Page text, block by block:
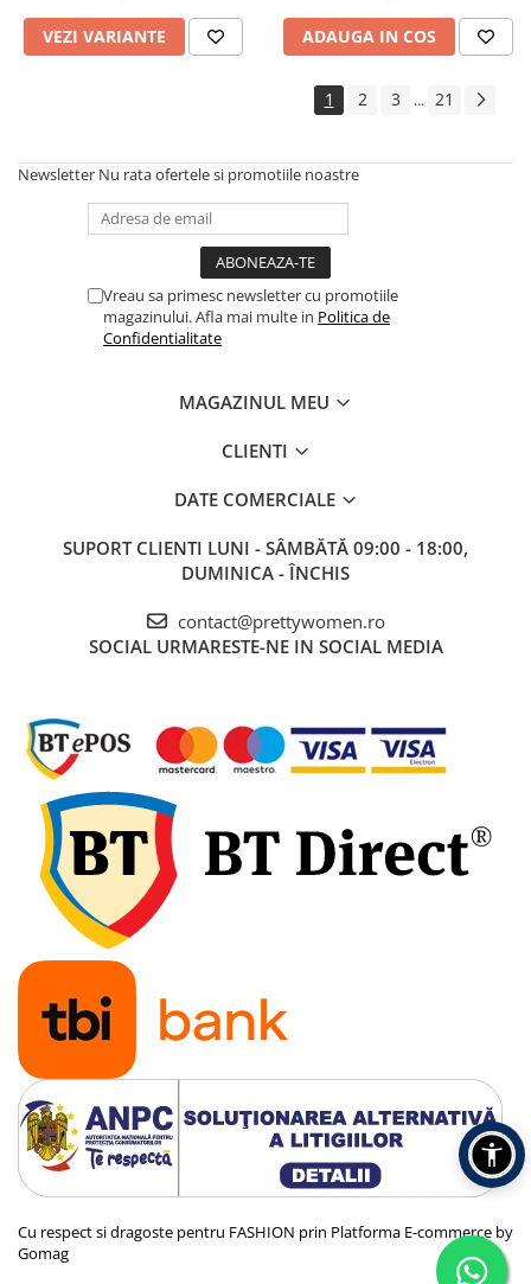
VEZI VARIANTE ADAUGA IN COS
1 2 3 ... 21
Newsletter Nu rata ofertele si promotiile noastre
Vreau sa primesc newsletter cu promotiile
magazinului. Afla mai multe in Politica de
Confidentialitate
MAGAZINUL MEU
CLIENTI
DATE COMERCIALE
SUPORT CLIENTI LUNI - SÂMBĂTĂ 09:00 - 18:00,
DUMINICA - ÎNCHIS
contact@prettywomen.ro
SOCIAL URMARESTE-NE IN SOCIAL MEDIA
Cu respect si dragoste pentru FASHION prin Platforma E-commerce by
Gomag